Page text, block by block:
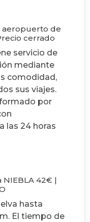
aeropuerto de
cerrado
servicio de
mediante
comodidad,
sus viajes.
por
las 24 horas
NIEBLA 42€ |
hasta
El tiempo de